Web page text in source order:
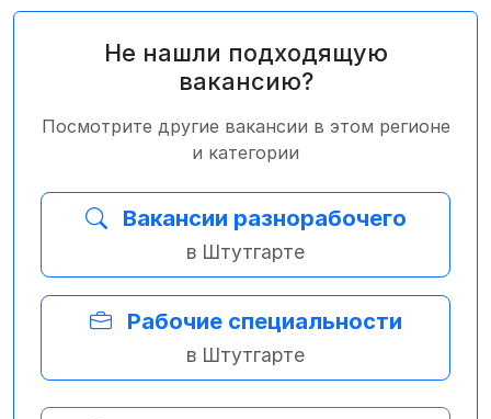
Не нашли подходящую
вакансию?
Посмотрите другие вакансии в этом регионе
и категории
Вакансии разнорабочего
в Штутгарте
Рабочие специальности
в Штутгарте